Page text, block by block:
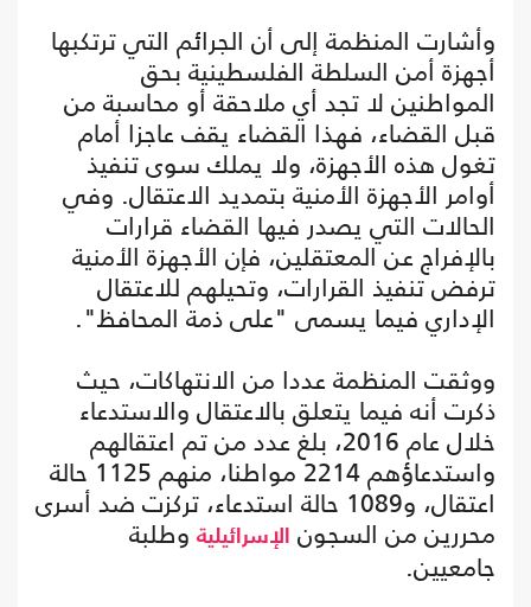
وأشارت المنظمة إلى أن الجرائم التي ترتكبها
أجهزة أمن السلطة الفلسطينية بحق
المواطنين لا تجد أي ملاحقة أو محاسبة من
قبل القضاء، فهذا القضاء يقف عاجزا أمام
تغول هذه الأجهزة، ولا يملك سوى تنفيذ
أوامر الأجهزة الأمنية بتمديد الاعتقال. وفي
الحالات التي يصدر فيها القضاء قرارات
بالإفراج عن المعتقلين، فإن الأجهزة الأمنية
ترفض تنفيذ القرارات، وتحيلهم للاعتقال
الإداري فيما يسمى "على ذمة المحافظ".
ووثقت المنظمة عددا من الانتهاكات، حيث
ذكرت أنه فيما يتعلق بالاعتقال والاستدعاء
خلال عام 2016، بلغ عدد من تم اعتقالهم
واستدعاؤهم 2214 مواطنا، منهم 1125 حالة
اعتقال، و1089 حالة استدعاء، تركزت ضد أسرى
محررين من السجون الإسرائيلية وطلبة
جامعيين.